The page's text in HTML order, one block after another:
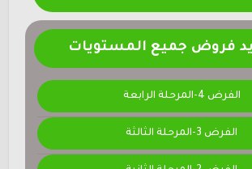
فروض جميع المستويات
الفرض 4-المرحلة الرابعة
الفرض 3-المرحلة الثالثة